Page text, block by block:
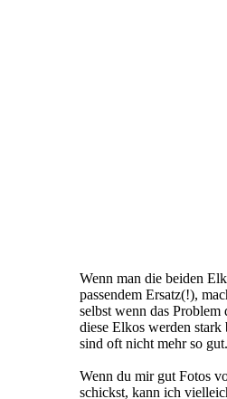
Wenn man die beiden
passendem Ersatz(!),
selbst wenn das Problem
diese Elkos werden stark
sind oft nicht mehr so gut.
Wenn du mir gut Fotos
schickst, kann ich